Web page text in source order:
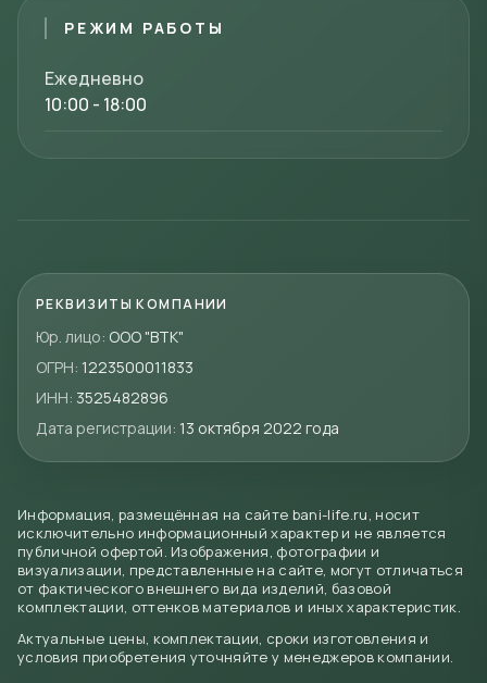
РЕЖИМ РАБОТЫ
Ежедневно
10:00 - 18:00
РЕКВИЗИТЫ КОМПАНИИ
Юр. лицо: ООО "ВТК"
ОГРН: 1223500011833
ИНН: 3525482896
Дата регистрации: 13 октября 2022 года
Информация, размещённая на сайте bani-life.ru, носит
исключительно информационный характер и не является
публичной офертой. Изображения, фотографии и
визуализации, представленные на сайте, могут отличаться
от фактического внешнего вида изделий, базовой
комплектации, оттенков материалов и иных характеристик.
Актуальные цены, комплектации, сроки изготовления и
условия приобретения уточняйте у менеджеров компании.